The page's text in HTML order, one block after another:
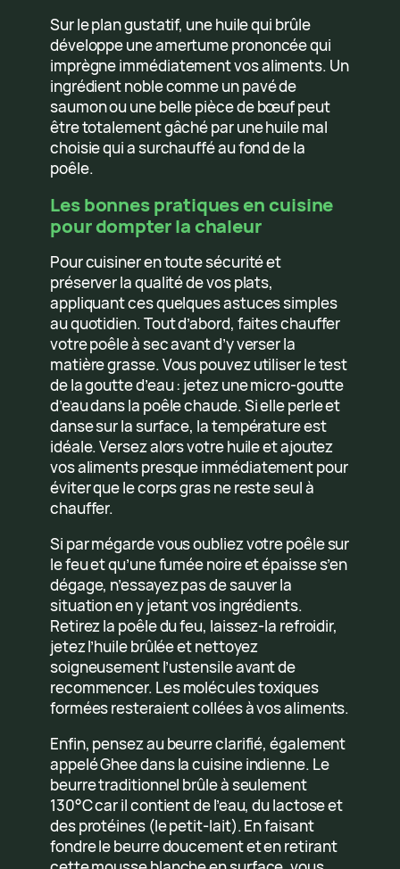
Sur le plan gustatif, une huile qui brûle
développe une amertume prononcée qui
imprègne immédiatement vos aliments. Un
ingrédient noble comme un pavé de
saumon ou une belle pièce de bœuf peut
être totalement gâché par une huile mal
choisie qui a surchauffé au fond de la
poêle.
Les bonnes pratiques en cuisine
pour dompter la chaleur
Pour cuisiner en toute sécurité et
préserver la qualité de vos plats,
appliquant ces quelques astuces simples
au quotidien. Tout d’abord, faites chauffer
votre poêle à sec avant d’y verser la
matière grasse. Vous pouvez utiliser le test
de la goutte d’eau : jetez une micro-goutte
d’eau dans la poêle chaude. Si elle perle et
danse sur la surface, la température est
idéale. Versez alors votre huile et ajoutez
vos aliments presque immédiatement pour
éviter que le corps gras ne reste seul à
chauffer.
Si par mégarde vous oubliez votre poêle sur
le feu et qu’une fumée noire et épaisse s’en
dégage, n’essayez pas de sauver la
situation en y jetant vos ingrédients.
Retirez la poêle du feu, laissez-la refroidir,
jetez l’huile brûlée et nettoyez
soigneusement l’ustensile avant de
recommencer. Les molécules toxiques
formées resteraient collées à vos aliments.
Enfin, pensez au beurre clarifié, également
appelé Ghee dans la cuisine indienne. Le
beurre traditionnel brûle à seulement
130°C car il contient de l’eau, du lactose et
des protéines (le petit-lait). En faisant
fondre le beurre doucement et en retirant